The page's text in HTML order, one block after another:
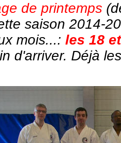
de printemps
saison 2014-
mois...: les 18
d'arriver. Déjà